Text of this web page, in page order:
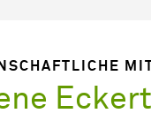
Eckert